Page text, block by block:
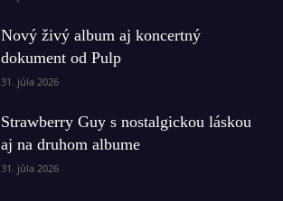
Nový živý album aj koncertný
dokument od Pulp
31. júla 2026
Strawberry Guy s nostalgickou láskou
aj na druhom albume
31. júla 2026